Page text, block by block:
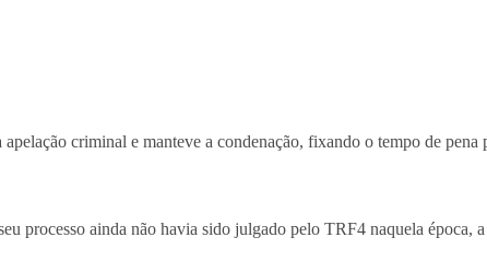
criminal e manteve a condenação, fixando o tempo de pena
processo ainda não havia sido julgado pelo TRF4 naquela época,